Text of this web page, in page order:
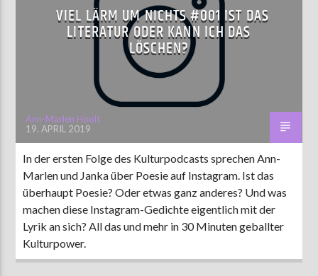
VIEL LÄRM UM NICHTS #001 IST DAS
LITERATUR ODER KANN ICH DAS
LÖSCHEN?
Ann-Marlen Hoolt
19. APRIL 2019
In der ersten Folge des Kulturpodcasts sprechen Ann-
Marlen und Janka über Poesie auf Instagram. Ist das
überhaupt Poesie? Oder etwas ganz anderes? Und was
machen diese Instagram-Gedichte eigentlich mit der
Lyrik an sich? All das und mehr in 30 Minuten geballter
Kulturpower.